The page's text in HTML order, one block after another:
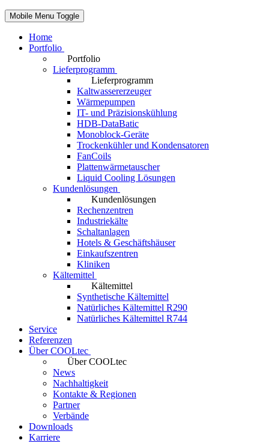
Mobile Menu Toggle
Home
Portfolio
Portfolio
Lieferprogramm
Lieferprogramm
Kaltwassererzeuger
Wärmepumpen
IT- und Präzisionskühlung
HDB-DataBatic
Monoblock-Geräte
Trockenkühler und Kondensatoren
FanCoils
Plattenwärmetauscher
Liquid Cooling Lösungen
Kundenlösungen
Kundenlösungen
Rechenzentren
Industriekälte
Schaltanlagen
Hotels & Geschäftshäuser
Einkaufszentren
Kliniken
Kältemittel
Kältemittel
Synthetische Kältemittel
Natürliches Kältemittel R290
Natürliches Kältemittel R744
Service
Referenzen
Über COOLtec
Über COOLtec
News
Nachhaltigkeit
Kontakte & Regionen
Partner
Verbände
Downloads
Karriere